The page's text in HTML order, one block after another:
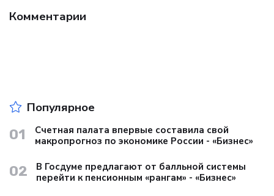
Комментарии
Популярное
01
Счетная палата впервые составила свой
макропрогноз по экономике России - «Бизнес»
02
В Госдуме предлагают от балльной системы
перейти к пенсионным «рангам» - «Бизнес»